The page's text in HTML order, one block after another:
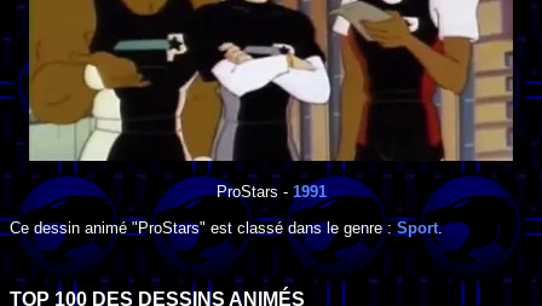
ProStars - 1991
Ce dessin animé "ProStars" est classé dans le genre : Sport.
TOP 100 DES DESSINS ANIMÉS